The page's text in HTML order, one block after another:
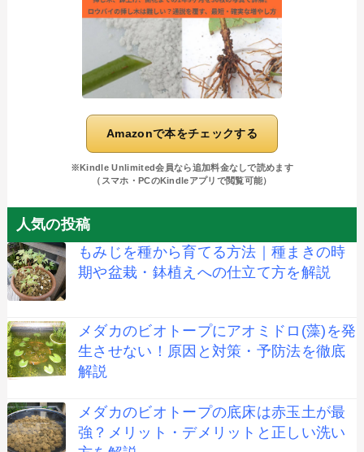
Amazonで本をチェックする
※Kindle Unlimited会員なら追加料金なしで読めます
（スマホ・PCのKindleアプリで閲覧可能）
人気の投稿
もみじを種から育てる方法｜種まきの時
期や盆栽・鉢植えへの仕立て方を解説
メダカのビオトープにアオミドロ(藻)を発
生させない！原因と対策・予防法を徹底
解説
メダカのビオトープの底床は赤玉土が最
強？メリット・デメリットと正しい洗い